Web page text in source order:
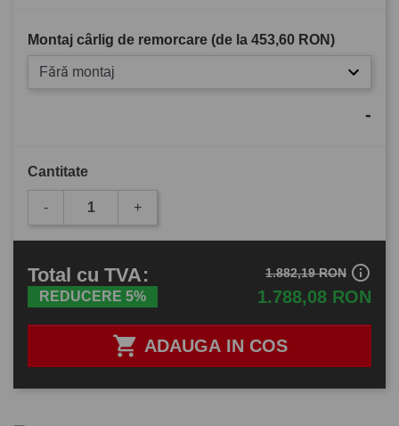
Montaj cârlig de remorcare (de la 453,60 RON)
Fără montaj
-
Cantitate
- +
 ADAUGA IN COS
Total cu TVA:
REDUCERE 5% 1.788,08 RON
1.882,19 RON info_outline